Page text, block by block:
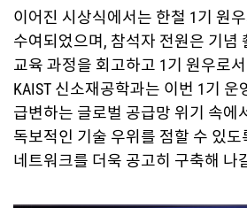
이어진 시상식에서는 한철 1기 원
수여되었으며, 참석자 전원은 기념
교육 과정을 회고하고 1기 원우로
KAIST 신소재공학과는 이번 1기 운
급변하는 글로벌 공급망 위기 속에
독보적인 기술 우위를 점할 수 있도
네트워크를 더욱 공고히 구축해 나